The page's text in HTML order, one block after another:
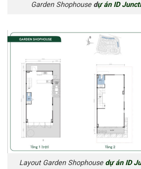
Garden Shophouse dự án ID
Layout Garden Shophouse dự án ID